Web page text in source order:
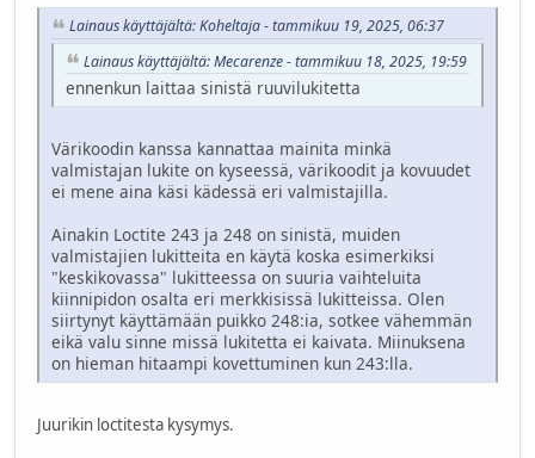
Lainaus käyttäjältä: Koheltaja - tammikuu 19, 2025, 06:37
Lainaus käyttäjältä: Mecarenze - tammikuu 18, 2025, 19:59
ennenkun laittaa sinistä ruuvilukitetta
Värikoodin kanssa kannattaa mainita minkä
valmistajan lukite on kyseessä, värikoodit ja kovuudet
ei mene aina käsi kädessä eri valmistajilla.
Ainakin Loctite 243 ja 248 on sinistä, muiden
valmistajien lukitteita en käytä koska esimerkiksi
"keskikovassa" lukitteessa on suuria vaihteluita
kiinnipidon osalta eri merkkisissä lukitteissa. Olen
siirtynyt käyttämään puikko 248:ia, sotkee vähemmän
eikä valu sinne missä lukitetta ei kaivata. Miinuksena
on hieman hitaampi kovettuminen kun 243:lla.
Juurikin loctitesta kysymys.